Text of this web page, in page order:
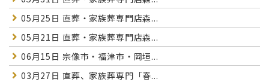
05月25日 直葬・家族葬専門店森...
05月21日 直葬・家族葬専門店森...
06月15日 宗像市・福津市・岡垣...
03月27日 直葬、家族葬専門「春...